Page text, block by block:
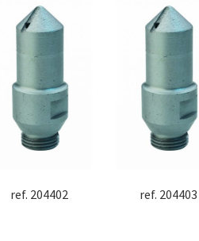
ref. 204402 ref. 204403